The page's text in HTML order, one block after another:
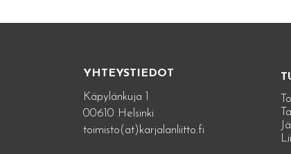
YHTEYSTIEDOT
Käpylänkuja 1
00610 Helsinki
toimisto(at)karjalanliitto.fi